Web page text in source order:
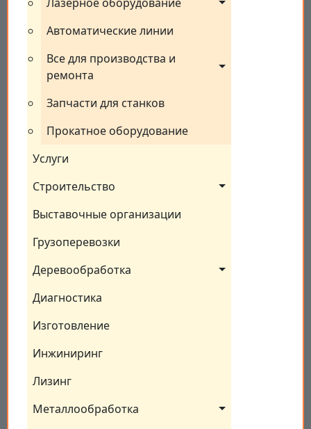
Автоматические линии
Все для производства и
ремонта
Запчасти для станков
Прокатное оборудование
Услуги
Строительство
Выставочные организации
Грузоперевозки
Деревообработка
Диагностика
Изготовление
Инжиниринг
Лизинг
Металлообработка